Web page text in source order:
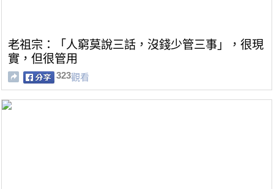
老祖宗：「人窮莫說三話，沒錢少管三事」，很現
實，但很管用
323觀看